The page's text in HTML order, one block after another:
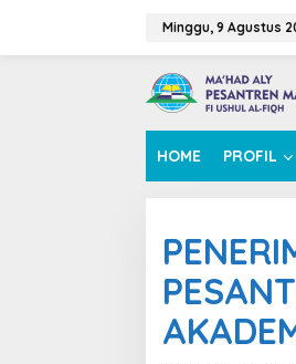
Minggu, 9 Agustus
HOME PROFIL